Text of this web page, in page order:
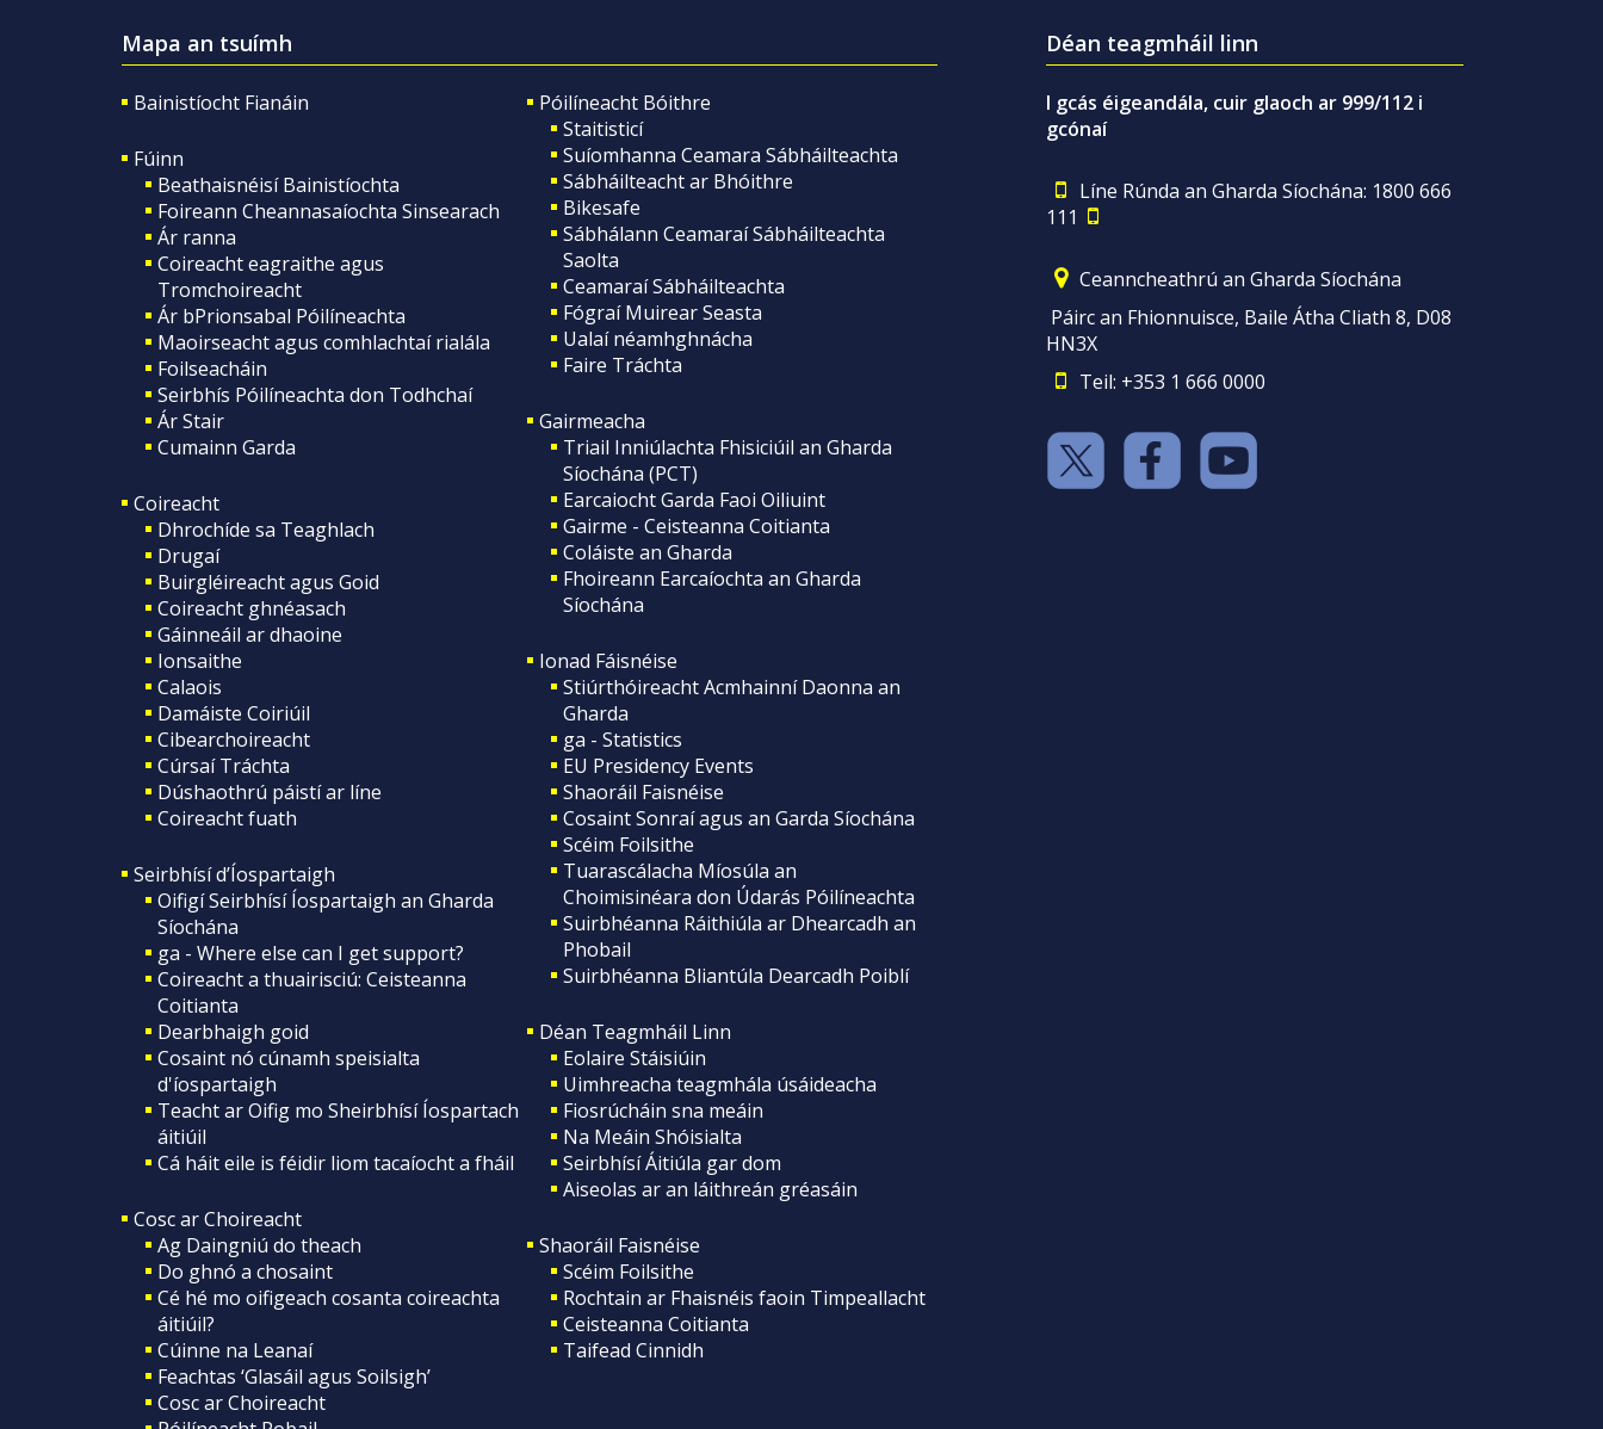
Mapa an tsuímh
Bainistíocht Fianáin
Fúinn
Beathaisnéisí Bainistíochta
Foireann Cheannasaíochta Sinsearach
Ár ranna
Coireacht eagraithe agus
Tromchoireacht
Ár bPrionsabal Póilíneachta
Maoirseacht agus comhlachtaí rialála
Foilseacháin
Seirbhís Póilíneachta don Todhchaí
Ár Stair
Cumainn Garda
Coireacht
Dhrochíde sa Teaghlach
Drugaí
Buirgléireacht agus Goid
Coireacht ghnéasach
Gáinneáil ar dhaoine
Ionsaithe
Calaois
Damáiste Coiriúil
Cibearchoireacht
Cúrsaí Tráchta
Dúshaothrú páistí ar líne
Coireacht fuath
Seirbhísí d’Íospartaigh
Oifigí Seirbhísí Íospartaigh an Gharda
Síochána
ga - Where else can I get support?
Coireacht a thuairisciú: Ceisteanna
Coitianta
Dearbhaigh goid
Cosaint nó cúnamh speisialta
d'íospartaigh
Teacht ar Oifig mo Sheirbhísí Íospartach
áitiúil
Cá háit eile is féidir liom tacaíocht a fháil
Cosc ar Choireacht
Ag Daingniú do theach
Do ghnó a chosaint
Cé hé mo oifigeach cosanta coireachta
áitiúil?
Cúinne na Leanaí
Feachtas ‘Glasáil agus Soilsigh’
Cosc ar Choireacht
Póilíneacht Bóithre
Staitisticí
Suíomhanna Ceamara Sábháilteachta
Sábháilteacht ar Bhóithre
Bikesafe
Sábhálann Ceamaraí Sábháilteachta
Saolta
Ceamaraí Sábháilteachta
Fógraí Muirear Seasta
Ualaí néamhghnácha
Faire Tráchta
Gairmeacha
Triail Inniúlachta Fhisiciúil an Gharda
Síochána (PCT)
Earcaiocht Garda Faoi Oiliuint
Gairme - Ceisteanna Coitianta
Coláiste an Gharda
Fhoireann Earcaíochta an Gharda
Síochána
Ionad Fáisnéise
Stiúrthóireacht Acmhainní Daonna an
Gharda
ga - Statistics
EU Presidency Events
Shaoráil Faisnéise
Cosaint Sonraí agus an Garda Síochána
Scéim Foilsithe
Tuarascálacha Míosúla an
Choimisinéara don Údarás Póilíneachta
Suirbhéanna Ráithiúla ar Dhearcadh an
Phobail
Suirbhéanna Bliantúla Dearcadh Poiblí
Déan Teagmháil Linn
Eolaire Stáisiúin
Uimhreacha teagmhála úsáideacha
Fiosrúcháin sna meáin
Na Meáin Shóisialta
Seirbhísí Áitiúla gar dom
Aiseolas ar an láithreán gréasáin
Shaoráil Faisnéise
Scéim Foilsithe
Rochtain ar Fhaisnéis faoin Timpeallacht
Ceisteanna Coitianta
Taifead Cinnidh
Déan teagmháil linn
I gcás éigeandála, cuir glaoch ar 999/112 i
gcónaí
Líne Rúnda an Gharda Síochána: 1800 666
111
Ceanncheathrú an Gharda Síochána
Páirc an Fhionnuisce, Baile Átha Cliath 8, D08
HN3X
Teil: +353 1 666 0000